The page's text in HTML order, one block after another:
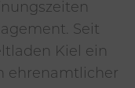
Seit
Kiel ein
ehrenamtlicher